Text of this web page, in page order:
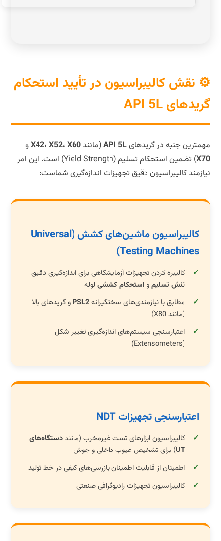
⚙️ نقش کالیبراسیون در تأیید استحکام
گریدهای API 5L
مهمترین جنبه در گریدهایAPI 5L(مانندX42، X52، X60و
X70
) تضمین استحکام تسلیم (Yield Strength) است. این امر
نیازمند کالیبراسیون دقیق تجهیزات اندازه‌گیری شماست:
کالیبراسیون ماشین‌های کشش (Universal
Testing Machines)
کالیبره کردن تجهیزات آزمایشگاهی برای اندازه‌گیری دقیق
تنش تسلیمو استحکام کششیلوله
مطابق با نیازمندی‌های سختگیرانهPSL2 و گریدهای بالا
(مانند X80)
اعتبارسنجی سیستم‌های اندازه‌گیری تغییر شکل
(Extensometers)
اعتبارسنجی تجهیزات NDT
کالیبراسیون ابزارهای تست غیرمخرب (ماننددستگاه‌های
UT) برای تشخیص عیوب داخلی و جوش
اطمینان از قابلیت اطمینان بازرسی‌های کیفی در خط تولید
کالیبراسیون تجهیزات رادیوگرافی صنعتی